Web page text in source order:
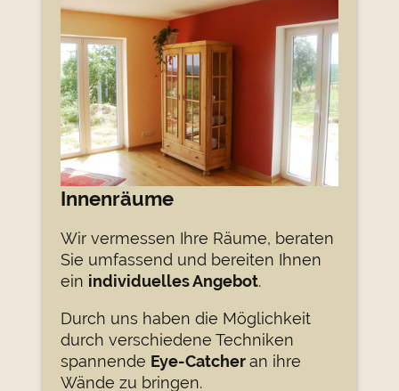
Innenräume
Wir vermessen Ihre Räume, beraten
Sie umfassend und bereiten Ihnen
ein individuelles Angebot.
Durch uns haben die Möglichkeit
durch verschiedene Techniken
spannende Eye-Catcheran ihre
Wände zu bringen.